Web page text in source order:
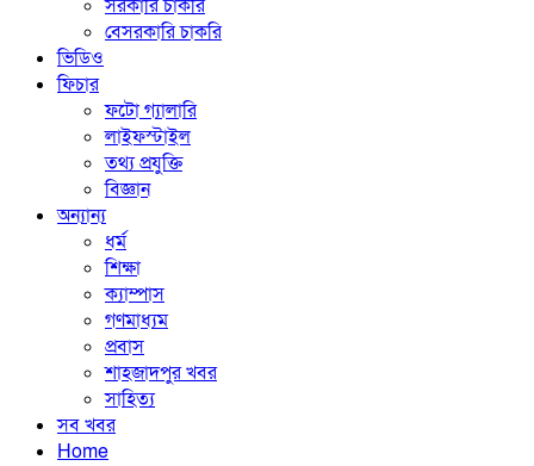
সরকারি চাকরি
বেসরকারি চাকরি
ভিডিও
ফিচার
ফটো গ্যালারি
লাইফস্টাইল
তথ্য প্রযুক্তি
বিজ্ঞান
অন্যান্য
ধর্ম
শিক্ষা
ক্যাম্পাস
গণমাধ্যম
প্রবাস
শাহজাদপুর খবর
সাহিত্য
সব খবর
Home